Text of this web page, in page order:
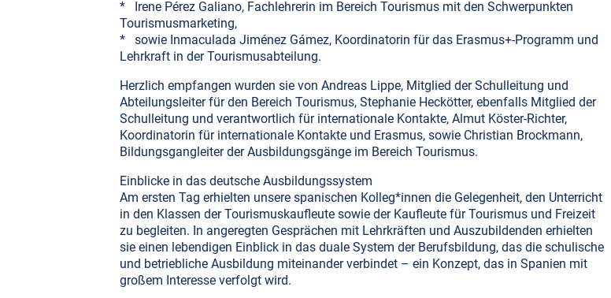
* Irene Pérez Galiano, Fachlehrerin im Bereich Tourismus mit den Schwerpunkten
Tourismusmarketing,
* sowie Inmaculada Jiménez Gámez, Koordinatorin für das Erasmus+-Programm und
Lehrkraft in der Tourismusabteilung.
Herzlich empfangen wurden sie von Andreas Lippe, Mitglied der Schulleitung und
Abteilungsleiter für den Bereich Tourismus, Stephanie Heckötter, ebenfalls Mitglied der
Schulleitung und verantwortlich für internationale Kontakte, Almut Köster-Richter,
Koordinatorin für internationale Kontakte und Erasmus, sowie Christian Brockmann,
Bildungsgangleiter der Ausbildungsgänge im Bereich Tourismus.
Einblicke in das deutsche Ausbildungssystem
Am ersten Tag erhielten unsere spanischen Kolleg*innen die Gelegenheit, den Unterricht
in den Klassen der Tourismuskaufleute sowie der Kaufleute für Tourismus und Freizeit
zu begleiten. In angeregten Gesprächen mit Lehrkräften und Auszubildenden erhielten
sie einen lebendigen Einblick in das duale System der Berufsbildung, das die schulische
und betriebliche Ausbildung miteinander verbindet – ein Konzept, das in Spanien mit
großem Interesse verfolgt wird.